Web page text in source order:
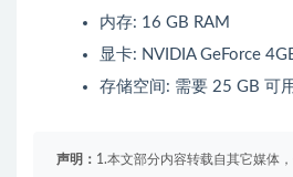
内存: 16 GB RAM
显卡: NVIDIA GeForce
存储空间: 需要 25 GB 可
声明： 1.本文部分内容转载自其它媒体